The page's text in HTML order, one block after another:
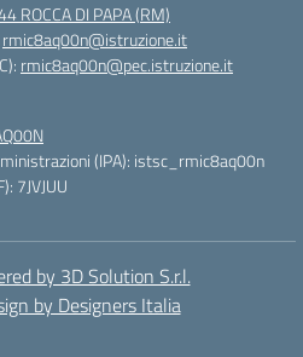
ROCCA DI PAPA (RM)
rmic8aq00n@istruzione.it
rmic8aq00n@pec.istruzione.it
(IPA): istsc_rmic8aq00n
7JVJUU
by 3D Solution S.r.l.
by Designers Italia